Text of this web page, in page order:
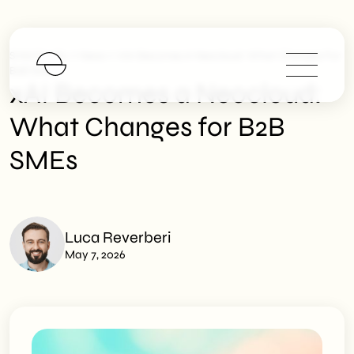
SHM Studio
XAI Becomes A Neocloud: What Changes For
B2B SMEs
xAI Becomes a Neocloud:
What Changes for B2B
SMEs
Luca Reverberi
May 7, 2026